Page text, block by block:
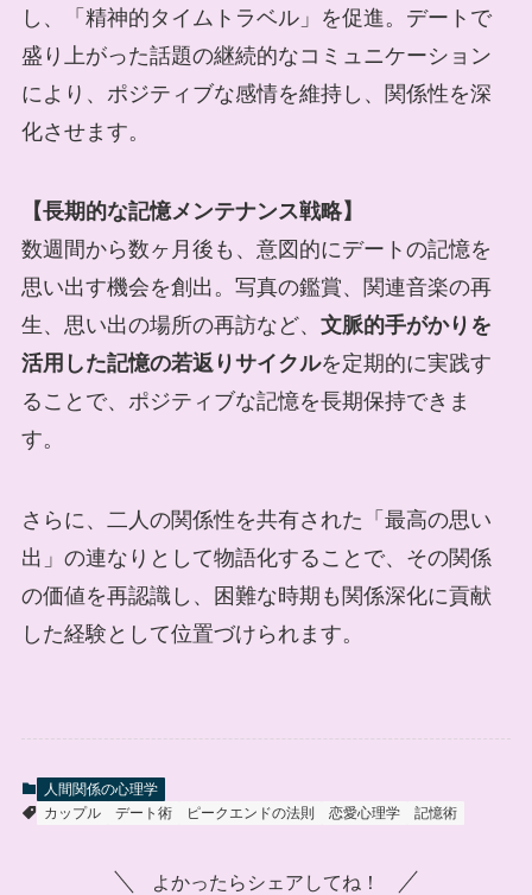
し、「精神的タイムトラベル」を促進。デートで
盛り上がった話題の継続的なコミュニケーション
により、ポジティブな感情を維持し、関係性を深
化させます。
【長期的な記憶メンテナンス戦略】
数週間から数ヶ月後も、意図的にデートの記憶を
思い出す機会を創出。写真の鑑賞、関連音楽の再
生、思い出の場所の再訪など、 文脈的手がかりを
活用した記憶の若返りサイクルを定期的に実践す
ることで、ポジティブな記憶を長期保持できま
す。
さらに、二人の関係性を共有された「最高の思い
出」の連なりとして物語化することで、その関係
の価値を再認識し、困難な時期も関係深化に貢献
した経験として位置づけられます。
人間関係の心理学
カップル
デート術 ピークエンドの法則 恋愛心理学 記憶術
よかったらシェアしてね！